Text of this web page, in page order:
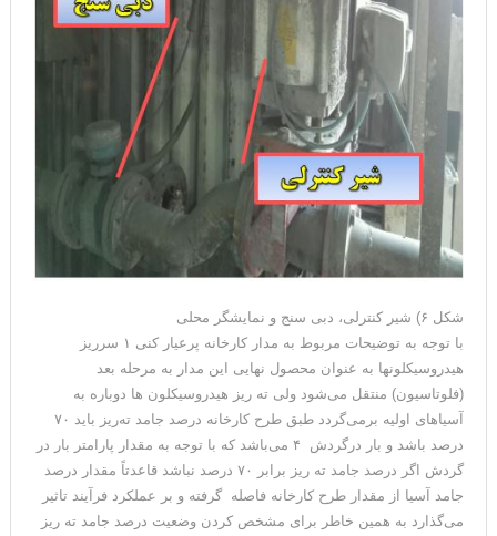
شکل ۶) شیر کنترلی، دبی سنج و نمایشگر محلی
با توجه به توضیحات مربوط به مدار کارخانه پرعیار کنی ۱ سرریز
هیدروسیکلونها به عنوان محصول نهایی این مدار به مرحله بعد
(فلوتاسیون) منتقل می‌شود ولی ته ریز هیدروسیکلون ها دوباره به
آسیاهای اولیه برمی‌گردد طبق طرح کارخانه درصد جامد ته‌ریز باید ۷۰
درصد باشد و بار درگردش ۴ می‌باشد که با توجه به مقدار پارامتر بار در
گردش اگر درصد جامد ته ریز برابر ۷۰ درصد نباشد قاعدتاً مقدار درصد
جامد آسیا از مقدار طرح کارخانه فاصله گرفته و بر عملکرد فرآیند تاثیر
می‌گذارد به همین خاطر برای مشخص کردن وضعیت درصد جامد ته ریز